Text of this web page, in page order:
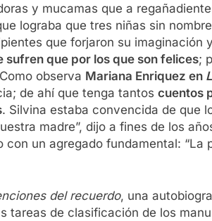
y mucamas que a
lograba que tres niñas sin
que forjaron su imaginación
sufren que por los que son felices;
observa Mariana Enriquez en
de ahí que tenga tantos cuentos
. Silvina estaba convencida de que
madre”, dijo a fines de los
con un agregado fundamental:
del recuerdo, una
tareas de clasificación de los